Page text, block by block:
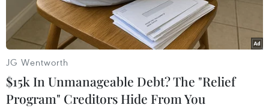
JG Wentworth
$15k In Unmanageable Debt? The "Relief
Program" Creditors Hide From You